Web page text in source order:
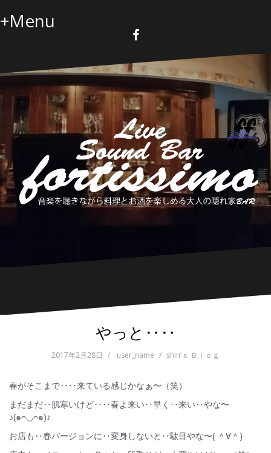
ン
へ
キ
+Menu
c
e
b
o
o
k
やっと‥‥
2017年2月28日 user_name shin’ｓ Ｂｌｏｇ
春がそこまで‥‥来ている感じかなぁ〜（笑）
まだまだ‥肌寒いけど‥‥春よ来い‥早く‥来い‥やな〜
♪(๑ᴖ◡ᴖ๑)♪
お店も‥春バージョンに‥変身しないと‥駄目やな〜( ＾∀＾)